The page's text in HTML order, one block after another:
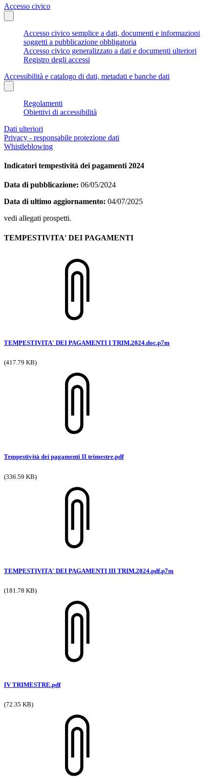
Accesso civico
Accesso civico semplice a dati, documenti e informazioni
soggetti a pubblicazione obbligatoria
Accesso civico generalizzato a dati e documenti ulteriori
Registro degli accessi
Accessibilità e catalogo di dati, metadati e banche dati
Regolamenti
Obiettivi di accessibilità
Dati ulteriori
Privacy - responsabile protezione dati
Whistleblowing
Indicatori tempestività dei pagamenti 2024
Data di pubblicazione: 06/05/2024
Data di ultimo aggiornamento: 04/07/2025
vedi allegati prospetti.
TEMPESTIVITA' DEI PAGAMENTI
TEMPESTIVITA' DEI PAGAMENTI I TRIM.2024.doc.p7m
(417.79 KB)
Tempestività dei pagamenti II trimestre.pdf
(336.59 KB)
TEMPESTIVITA' DEI PAGAMENTI III TRIM.2024.pdf.p7m
(181.78 KB)
IV TRIMESTRE.pdf
(72.35 KB)